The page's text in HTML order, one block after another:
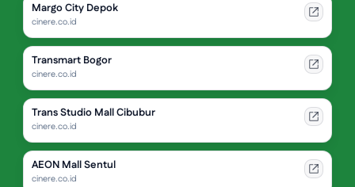
Margo City Depok
cinere.co.id
Transmart Bogor
cinere.co.id
Trans Studio Mall Cibubur
cinere.co.id
AEON Mall Sentul
cinere.co.id